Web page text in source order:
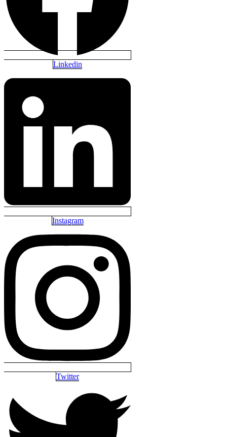
Linkedin
Instagram
Twitter